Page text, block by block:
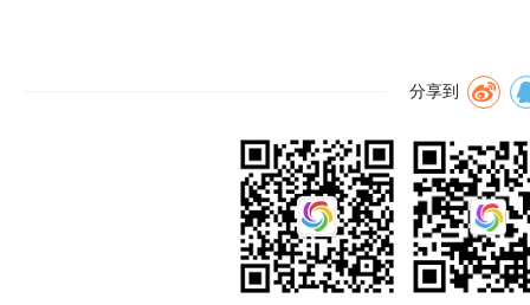
分享到